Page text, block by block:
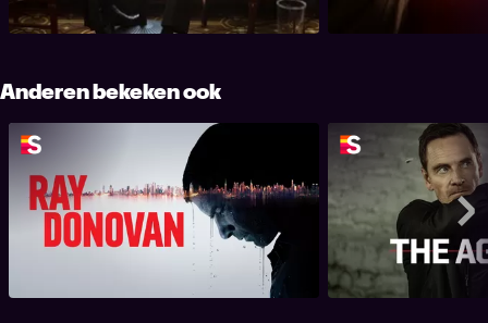
Seriepremière.
Anderen bekeken ook
Ray Donovan The